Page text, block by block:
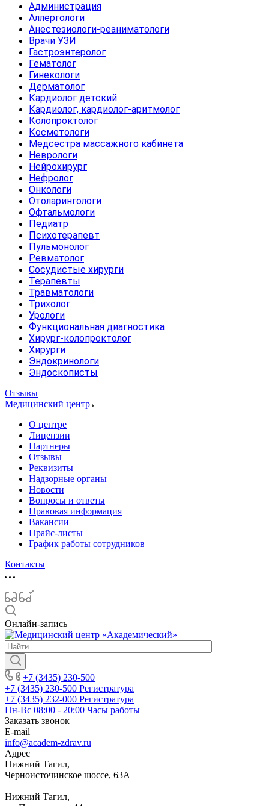
Администрация
Аллергологи
Анестезиологи-реаниматологи
Врачи УЗИ
Гастроэнтеролог
Гематолог
Гинекологи
Дерматолог
Кардиолог детский
Кардиолог, кардиолог-аритмолог
Колопроктолог
Косметологи
Медсестра массажного кабинета
Неврологи
Нейрохирург
Нефролог
Онкологи
Отоларингологи
Офтальмологи
Педиатр
Психотерапевт
Пульмонолог
Ревматолог
Сосудистые хирурги
Терапевты
Травматологи
Трихолог
Урологи
Функциональная диагностика
Хирург-колопроктолог
Хирурги
Эндокринологи
Эндоскописты
Отзывы
Медицинский центр
О центре
Лицензии
Партнеры
Отзывы
Реквизиты
Надзорные органы
Новости
Вопросы и ответы
Правовая информация
Вакансии
Прайс-листы
График работы сотрудников
Контакты
Онлайн-запись
+7 (3435) 230-500
+7 (3435) 230-500 Регистратура
+7 (3435) 232-000 Регистратура
Пн-Вс 08:00 - 20:00 Часы работы
Заказать звонок
E-mail
info@academ-zdrav.ru
Адрес
Нижний Тагил,
Черноисточинское шоссе, 63А
Нижний Тагил,